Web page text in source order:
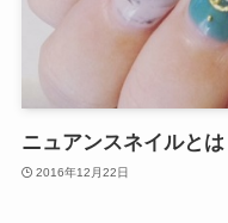
ニュアンスネイルと
2016年12月22日